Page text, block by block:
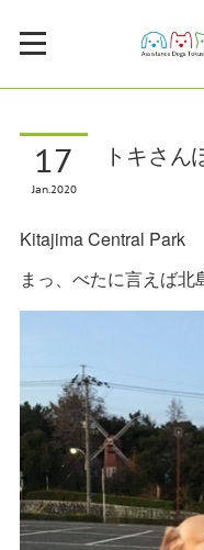
17
Jan2020
トキさん
Kitajima Central Park
まっ、べたに言えば北